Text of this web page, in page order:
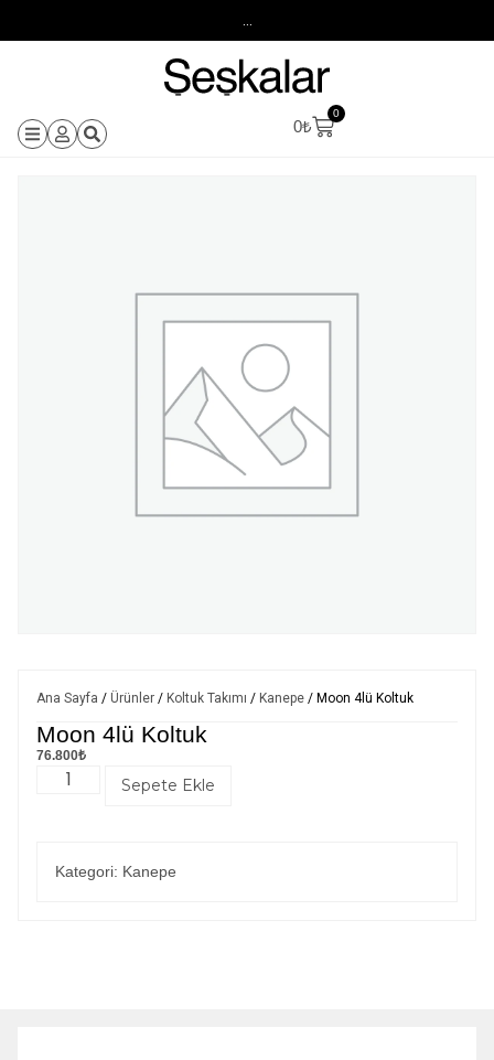
0₺
0
Ana Sayfa / Ürünler / Koltuk Takımı / Kanepe / Moon 4lü Koltuk
Moon 4lü Koltuk
76.800₺
Sepete Ekle
Kategori: Kanepe